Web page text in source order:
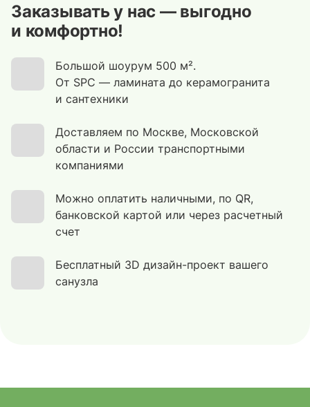
Заказывать у нас — выгодно
и комфортно!
Большой шоурум 500 м².
От SPC — ламината до керамогранита
и сантехники
Доставляем по Москве, Московской
области и России транспортными
компаниями
Можно оплатить наличными, по QR,
банковской картой или через расчетный
счет
Бесплатный 3D дизайн-проект вашего
санузла